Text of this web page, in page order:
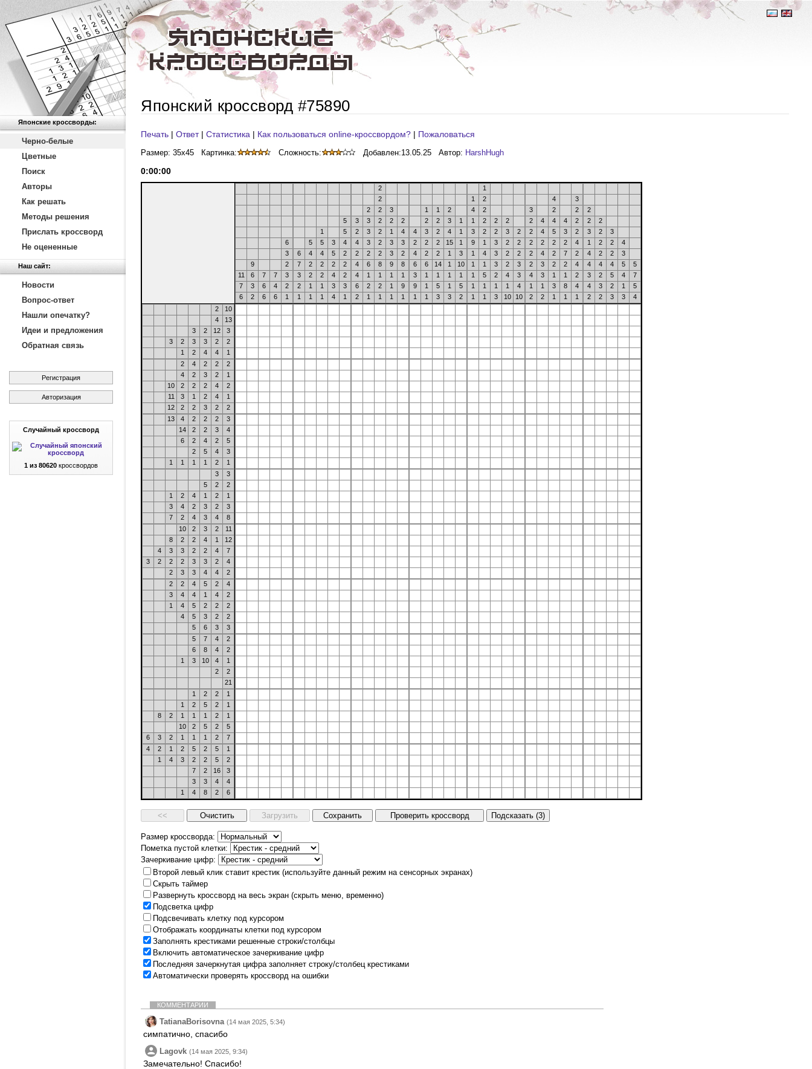
Японские кроссворды:
Черно-белые
Цветные
Поиск
Авторы
Как решать
Методы решения
Прислать кроссворд
Не оцененные
Наш сайт:
Новости
Вопрос-ответ
Нашли опечатку?
Идеи и предложения
Обратная связь
Регистрация
Авторизация
Случайный кроссворд
1 из 80620 кроссвордов
Японский кроссворд #75890
Печать | Ответ| Статистика | Как пользоваться online-кроссвордом? | Пожаловаться
Размер: 35x45 Картинка: Сложность: Добавлен:13.05.25 Автор: HarshHugh
0:00:00
2
1
2
1 2 4
3
2
2 3 1 1 2 4 2 3 2 2
2
5
3 3 2 2 2 2 2 3 1 1 2 2 2 2 4 4 4 2 2
2
1
5 2 3 2 1 4 4 3 2 4 1 3 2 2 3 2 2 4 5 3 2 3 2
3
6
5 5 3 4 4 3 2 3 3 2 2 2 15 1 9 1 3 2 2 2 2 2 2 4 1 2 2
4
3
6 4 4 5 2 2 2 2 3 2 4 2 2 1 3 1 4 3 2 2 2 4 2 7 2 4 2 2
3
9
2 7 2 2 2 2 4 6 8 9 8 6 6 14 1 10 1 1 3 2 3 2 3 2 2 4 4 4 4 5
5
11
6 7 7 3 3 2 2 4 2 4 1 1 1 1 3 1 1 1 1 1 5 2 4 3 4 3 1 1 2 3 2 5 4
7
7
3 6 4 2 2 1 1 3 3 6 2 2 1 9 9 1 5 1 5 1 1 1 1 4 1 1 3 8 4 4 3 2 1
5
6
2 6 6 1 1 1 1 4 1 2 1 1 1 1 1 1 3 3 2 1 1 3 10 10 2 2 1 1 1 2 2 3 3
4
2
10
4
13
3
2 12
3
3
2 3 3 2
2
1
2 4 4
1
2
4 2 2
2
4
2 3 2
1
10
2 2 2 4
2
11
3 1 2 4
1
12
2 2 3 2
2
13
4 2 2 2
3
14
2 2 3
4
6
2 4 2
5
2
5 4
3
1
1 1 1 2
1
3
3
5
2
2
1
2 4 1 2
1
3
4 2 3 2
3
7
2 4 3 4
8
10
2 3 2
11
8
2 2 4 1
12
4
3 3 2 2 4
7
3
2 2 2 3 3 2
4
2
3 3 4 4
2
2
2 4 5 2
4
3
4 4 1 4
2
1
4 5 2 2
2
4
5 3 2
2
5
6 3
3
5
7 4
2
6
8 4
2
1
3 10 4
1
2
2
21
1
2 2
1
1
2 5 2
1
8
2 1 1 1 2
1
10
2 5 2
5
6
3 2 1 1 1 2
7
4
2 1 2 5 2 5
1
1
4 3 2 2 5
2
7
2 16
3
3
3 4
4
1
4 8 2 6
Размер кроссворда:
Пометка пустой клетки:
Зачеркивание цифр:
Второй левый клик ставит крестик (используйте данный режим на сенсорных экранах)
Скрыть таймер
Развернуть кроссворд на весь экран (скрыть меню, временно)
Подсветка цифр
Подсвечивать клетку под курсором
Отображать координаты клетки под курсором
Заполнять крестиками решенные строки/столбцы
Включить автоматическое зачеркивание цифр
Последняя зачеркнутая цифра заполняет строку/столбец крестиками
Автоматически проверять кроссворд на ошибки
КОММЕНТАРИИ
TatianaBorisovna (14 мая 2025, 5:34)
симпатично, спасибо
Lagovk (14 мая 2025, 9:34)
Замечательно! Спасибо!